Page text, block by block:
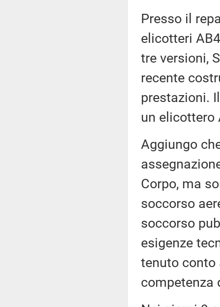
Presso il
elicotteri
tre versioni,
recente
prestazioni.
un elicottero
Aggiungo
Corpo, ma
soccorso
soccorso
esigenze
tenuto conto
competenza